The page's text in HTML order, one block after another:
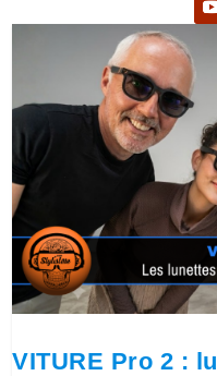
VITURE Pro 2 :